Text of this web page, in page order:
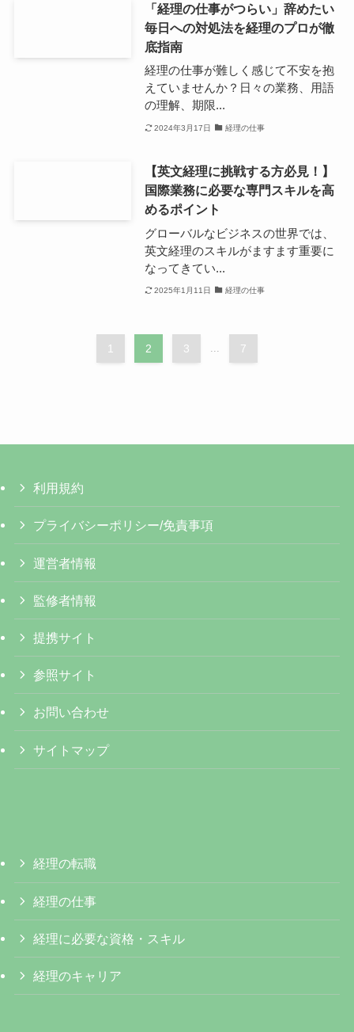
「経理の仕事がつらい」辞めたい
毎日への対処法を経理のプロが徹
底指南
経理の仕事が難しく感じて不安を抱
えていませんか？日々の業務、用語
の理解、期限...
2024年3月17日 経理の仕事
【英文経理に挑戦する方必見！】
国際業務に必要な専門スキルを高
めるポイント
グローバルなビジネスの世界では、
英文経理のスキルがますます重要に
なってきてい...
2025年1月11日 経理の仕事
1 2 3 ... 7
利用規約
プライバシーポリシー/免責事項
運営者情報
監修者情報
提携サイト
参照サイト
お問い合わせ
サイトマップ
経理の転職
経理の仕事
経理に必要な資格・スキル
経理のキャリア